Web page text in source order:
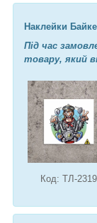
Наклейки
Під час
товару, який
Код: ТЛ-2319